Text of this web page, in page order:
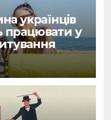
українців
у